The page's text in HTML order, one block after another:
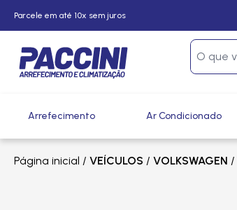
Parcele em até 10x sem juros
Arrefecimento Ar Condicionado
Página inicial / VEÍCULOS / VOLKSWAGEN /